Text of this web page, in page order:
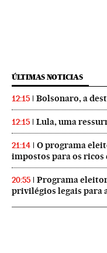
ÚLTIMAS NOTICIAS
12:15 Bolsonaro, a
12:15 Lula, uma
21:14
O programa
impostos para os ricos
20:55
Programa
privilégios legais para